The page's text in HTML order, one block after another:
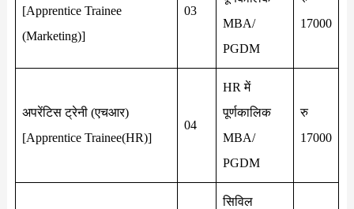
[Apprentice Trainee
(Marketing)]
03
MBA/
PGDM
17000
अपरेंटिस ट्रेनी (एचआर)
[Apprentice Trainee(HR)]
04
HR में
पूर्णकालिक
MBA/
PGDM
रु
17000
सिविल